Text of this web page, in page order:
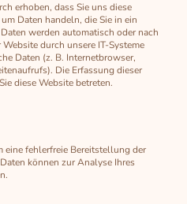
erhoben, dass Sie uns diese
Daten handeln, die Sie in ein
werden automatisch oder nach
durch unsere IT-Systeme
Daten (z. B. Internetbrowser,
Die Erfassung dieser
diese Website betreten.
eine fehlerfreie Bereitstellung der
können zur Analyse Ihres